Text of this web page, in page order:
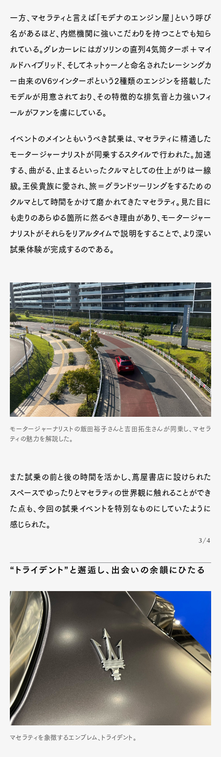
一方、マセラティと言えば「モデナのエンジン屋」という呼び
名があるほど、内燃機関に強いこだわりを持つことでも知ら
れている。グレカーレにはガソリンの直列4気筒ターボ＋マイ
ルドハイブリッド、そしてネットゥーノと命名されたレーシングカ
ー由来のV6ツインターボという2種類のエンジンを搭載した
モデルが用意されており、その特徴的な排気音と力強いフィ
ールがファンを虜にしている。
イベントのメインともいうべき試乗は、マセラティに精通した
モータージャーナリストが同乗するスタイルで行われた。加速
する、曲がる、止まるといったクルマとしての仕上がりは一線
級。王侯貴族に愛され、旅＝グランドツーリングをするための
クルマとして時間をかけて磨かれてきたマセラティ。見た目に
も走りのあらゆる箇所に然るべき理由があり、モータージャー
ナリストがそれらをリアルタイムで説明をすることで、より深い
試乗体験が完成するのである。
モータージャーナリストの飯田裕子さんと吉田拓生さんが同乗し、マセラ
ティの魅力を解説した。
また試乗の前と後の時間を活かし、蔦屋書店に設けられた
スペースでゆったりとマセラティの世界観に触れることができ
た点も、今回の試乗イベントを特別なものにしていたように
感じられた。
3/4
“トライデント”と邂逅し、出会いの余韻にひたる
マセラティを象徴するエンブレム、トライデント。